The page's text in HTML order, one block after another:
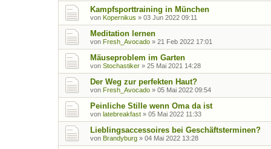
Kampfsporttraining in München
von Kopernikus » 03 Jun 2022 09:11
Meditation lernen
von Fresh_Avocado » 21 Feb 2022 17:01
Mäuseproblem im Garten
von Stochastiker » 25 Mai 2021 14:28
Der Weg zur perfekten Haut?
von Fresh_Avocado » 05 Mai 2022 09:54
Peinliche Stille wenn Oma da ist
von latebreakfast » 05 Mai 2022 11:33
Lieblingsaccessoires bei Geschäftsterminen?
von Brandyburg » 04 Mai 2022 13:28